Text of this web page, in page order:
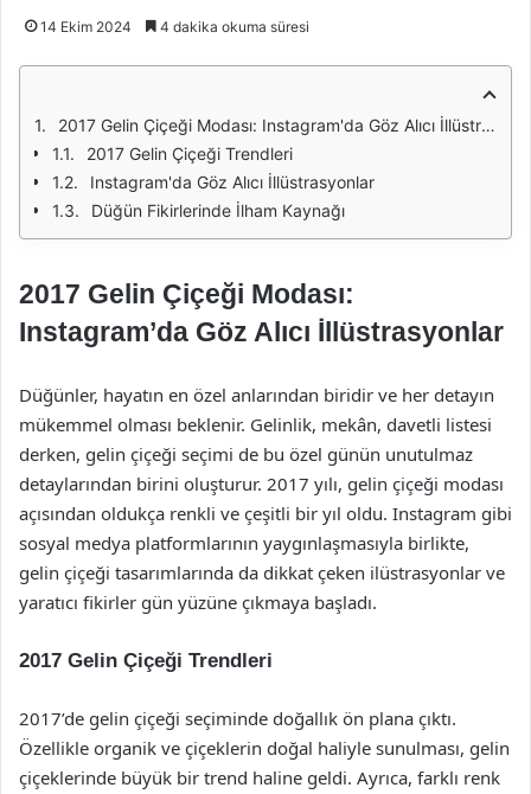
14 Ekim 2024 4 dakika okuma süresi
2017 Gelin Çiçeği Modası: Instagram'da Göz Alıcı İllüstrasyonlar
2017 Gelin Çiçeği Trendleri
Instagram'da Göz Alıcı İllüstrasyonlar
Düğün Fikirlerinde İlham Kaynağı
2017 Gelin Çiçeği Modası:
Instagram’da Göz Alıcı İllüstrasyonlar
Düğünler, hayatın en özel anlarından biridir ve her detayın
mükemmel olması beklenir. Gelinlik, mekân, davetli listesi
derken, gelin çiçeği seçimi de bu özel günün unutulmaz
detaylarından birini oluşturur. 2017 yılı, gelin çiçeği modası
açısından oldukça renkli ve çeşitli bir yıl oldu. Instagram gibi
sosyal medya platformlarının yaygınlaşmasıyla birlikte,
gelin çiçeği tasarımlarında da dikkat çeken ilüstrasyonlar ve
yaratıcı fikirler gün yüzüne çıkmaya başladı.
2017 Gelin Çiçeği Trendleri
2017’de gelin çiçeği seçiminde doğallık ön plana çıktı.
Özellikle organik ve çiçeklerin doğal haliyle sunulması, gelin
çiçeklerinde büyük bir trend haline geldi. Ayrıca, farklı renk